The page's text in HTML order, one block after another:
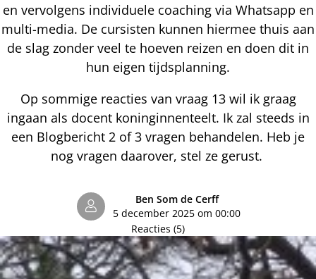
en vervolgens individuele coaching via Whatsapp en
multi-media. De cursisten kunnen hiermee thuis aan
de slag zonder veel te hoeven reizen en doen dit in
hun eigen tijdsplanning.
Op sommige reacties van vraag 13 wil ik graag
ingaan als docent koninginnenteelt. Ik zal steeds in
een Blogbericht 2 of 3 vragen behandelen. Heb je
nog vragen daarover, stel ze gerust.
Ben Som de Cerff
5 december 2025 om 00:00
Reacties (5)